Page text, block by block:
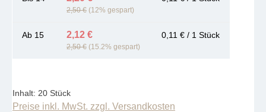
2,50 € (12% gespart)
Ab 15 2,12 €
2,50 € (15.2% gespart)
0,11 € / 1 Stück
Inhalt: 20 Stück
Preise inkl. MwSt. zzgl. Versandkosten